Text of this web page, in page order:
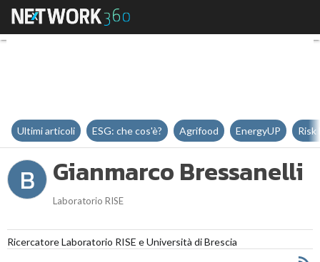
Gianmarco Bressanelli
Ultimi articoli ESG: che cos'è? Agrifood EnergyUP Risk
B Gianmarco Bressanelli
Laboratorio RISE
Ricercatore Laboratorio RISE e Università di Brescia